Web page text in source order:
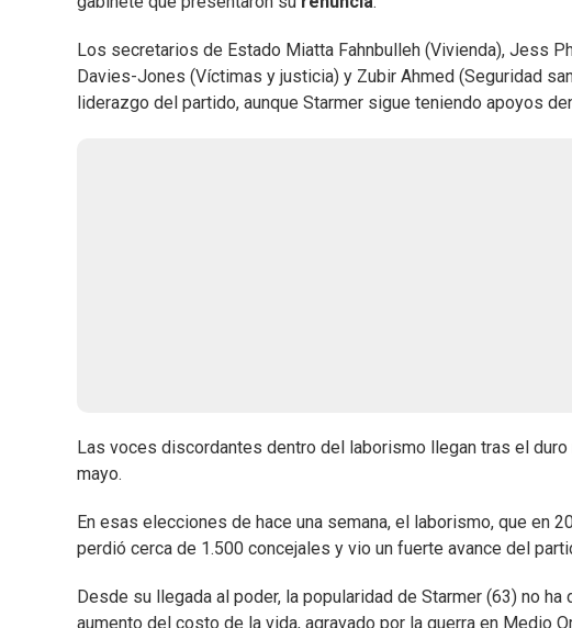
Los secretarios de Estado Miatta Fahnbulleh (Vivienda), Jess
Davies-Jones (Víctimas y justicia) y Zubir Ahmed (Seguridad
liderazgo del partido, aunque Starmer sigue teniendo apoyos
Las voces discordantes dentro del laborismo llegan tras el
mayo.
En esas elecciones de hace una semana, el laborismo, que en
perdió cerca de 1.500 concejales y vio un fuerte avance del
Desde su llegada al poder, la popularidad de Starmer (63) no
aumento del costo de la vida, agravado por la guerra en Medio